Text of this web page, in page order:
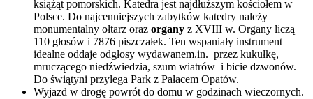
książąt pomorskich. Katedra jest najdłuższym kościołem w
Polsce. Do najcenniejszych zabytków katedry należy
monumentalny ołtarz oraz organy z XVIII w. Organy liczą
110 głosów i 7876 piszczałek. Ten wspaniały instrument
idealne oddaje odgłosy wydawanem.in. przez kukułkę,
mruczącego niedźwiedzia, szum wiatrów i bicie dzwonów.
Do świątyni przylega Park z Pałacem Opatów.
Wyjazd w drogę powrót do domu w godzinach wieczornych.